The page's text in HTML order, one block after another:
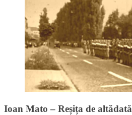
Ioan Mato – Reșița de altădată